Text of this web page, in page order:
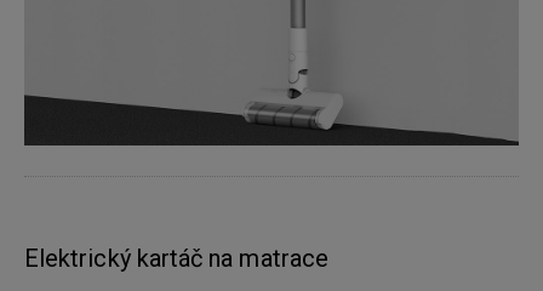
Elektrický kartáč na matrace